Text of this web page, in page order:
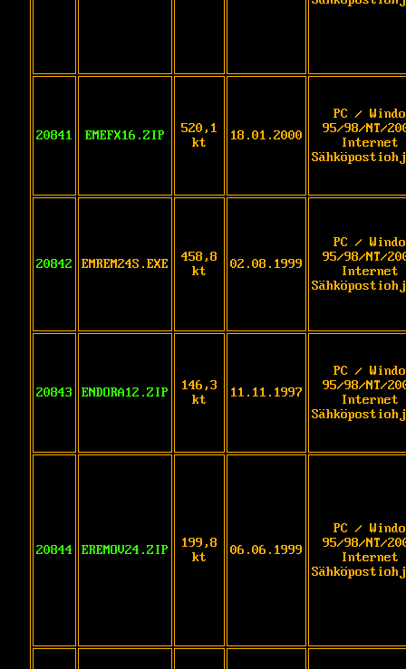
20841 EMEFX16.ZIP
520,1
kt
18.01.2000
PC /
95/98/NT/
Internet
20842 EMREM24S.EXE
458,8
kt
02.08.1999
PC /
95/98/NT/
Internet
20843 ENDORA12.ZIP
146,3
kt
11.11.1997
PC /
95/98/NT/
Internet
20844 EREMOV24.ZIP
199,8
kt
06.06.1999
PC /
95/98/NT/
Internet